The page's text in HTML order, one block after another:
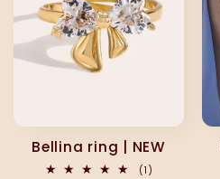
Bellina ring | NEW
(1)